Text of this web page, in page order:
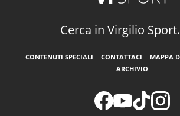
Cerca in Virgilio
CONTENUTI SPECIALI CONTATTACI MAPPA
ARCHIVIO